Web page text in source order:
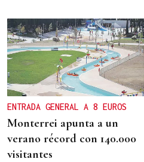
ENTRADA GENERAL A 8 EUROS
Monterrei apunta a un
verano récord con 140.000
visitantes